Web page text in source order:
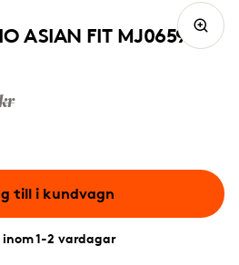
ASIAN FIT MJ0659SA
till i kundvagn
inom 1-2 vardagar